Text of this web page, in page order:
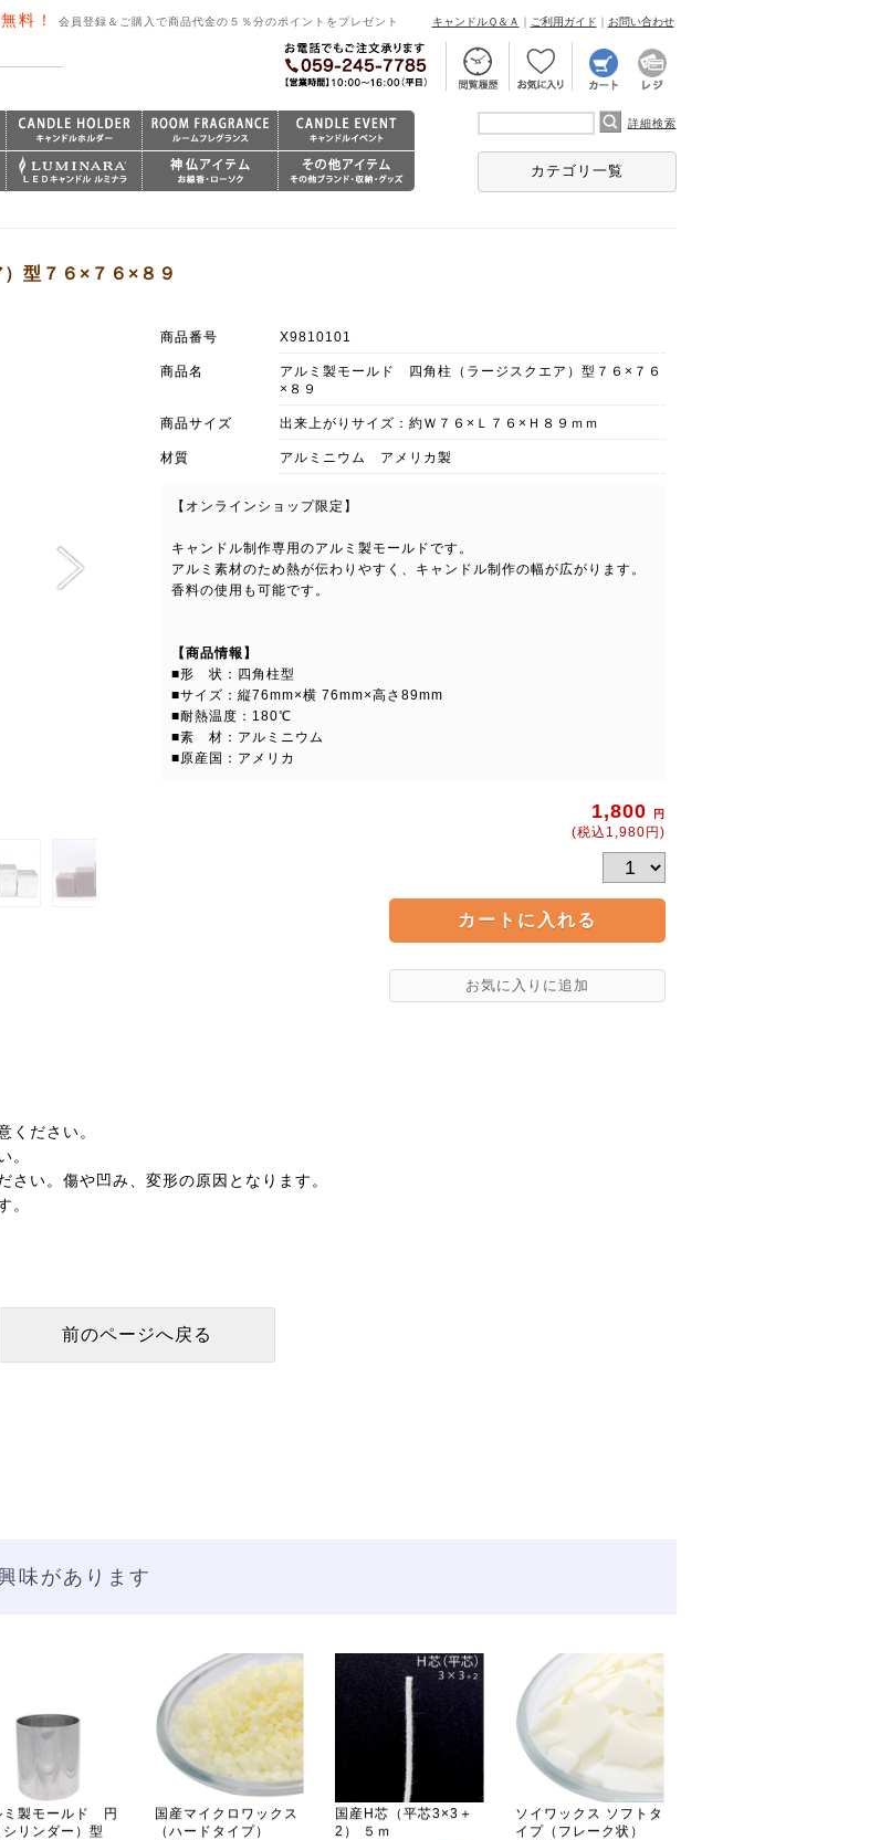
料！ 会員登録＆ご購入で商品代金の５％分のポイントをプレゼント キャンドルＱ＆Ａ ｜ ご利用ガイド ｜ お問い合わせ
詳細検索
カテゴリ一覧
型７６×７６×８９
商品番号 X9810101
商品名
アルミ製モールド 四角柱（ラージスクエア）型７６×７６
×８９
商品サイズ 出来上がりサイズ：約Ｗ７６×Ｌ７６×Ｈ８９ｍｍ
材質 アルミニウム アメリカ製
【オンラインショップ限定】
キャンドル制作専用のアルミ製モールドです。
アルミ素材のため熱が伝わりやすく、キャンドル制作の幅が広がります。
香料の使用も可能です。
【商品情報】
■形 状：四角柱型
■サイズ：縦76mm×横 76mm×高さ89mm
■耐熱温度：180℃
■素 材：アルミニウム
■原産国：アメリカ
1,800 円
(税込1,980円)
ください。
。
い。傷や凹み、変形の原因となります。
。
味があります
ミ製モールド 円
シリンダー）型
国産マイクロワックス
（ハードタイプ）
国産H芯（平芯3×3＋
2） ５ｍ
ソイワックス ソフトタ
イプ（フレーク状）